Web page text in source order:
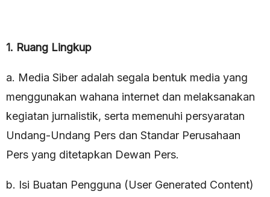
1. Ruang Lingkup
a. Media Siber adalah segala bentuk media yang
menggunakan wahana internet dan melaksanakan
kegiatan jurnalistik, serta memenuhi persyaratan
Undang-Undang Pers dan Standar Perusahaan
Pers yang ditetapkan Dewan Pers.
b. Isi Buatan Pengguna (User Generated Content)